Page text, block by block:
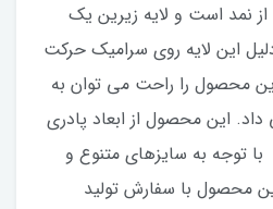
از نمد است و لایه زیرین یک
این لایه روی سرامیک حرکت
محصول را راحت می توان به
این محصول از ابعاد پادری
با توجه به سایزهای متنوع و
محصول با سفارش تولید